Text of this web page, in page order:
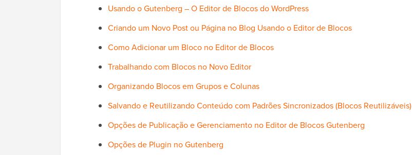
Usando o Gutenberg – O Editor de Blocos do WordPress
Criando um Novo Post ou Página no Blog Usando o Editor de Blocos
Como Adicionar um Bloco no Editor de Blocos
Trabalhando com Blocos no Novo Editor
Organizando Blocos em Grupos e Colunas
Salvando e Reutilizando Conteúdo com Padrões Sincronizados (Blocos Reutilizáveis)
Opções de Publicação e Gerenciamento no Editor de Blocos Gutenberg
Opções de Plugin no Gutenberg